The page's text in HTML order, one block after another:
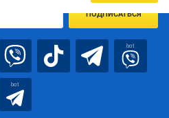
ПОДПИСАТЬСЯ
bot
bot